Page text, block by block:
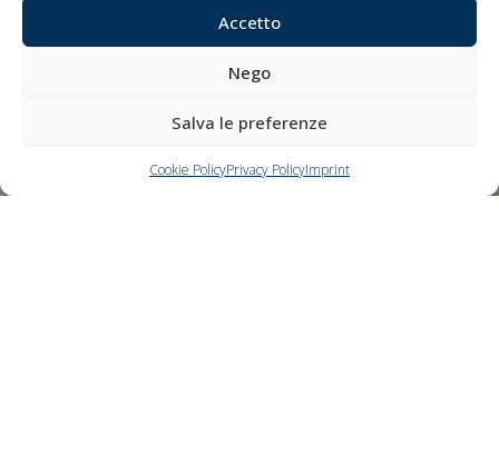
Accetto
Nego
Salva le preferenze
Cookie PolicyPrivacy PolicyImprint